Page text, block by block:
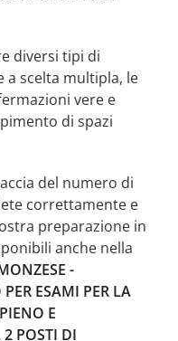
diversi tipi di
a scelta multipla, le
vere e
di spazi
del numero di
correttamente e
preparazione in
anche nella
-
ESAMI PER LA
E
POSTI DI